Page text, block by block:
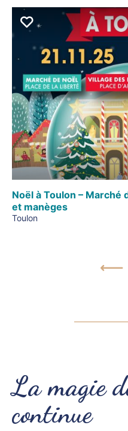
Noël à Toulon – Marché
et manèges
Toulon
La magie
continue